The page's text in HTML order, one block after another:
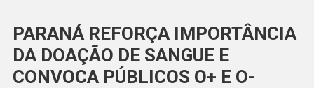
PARANÁ REFORÇA IMPORTÂNCIA
DA DOAÇÃO DE SANGUE E
CONVOCA PÚBLICOS O+ E O-